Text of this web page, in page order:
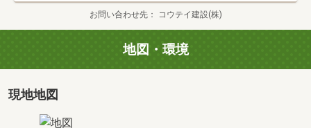
お問い合わせ先 コウテイ建設(株)
地図・環境
現地地図